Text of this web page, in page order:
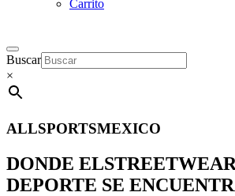
Carrito
Buscar
×
ALLSPORTSMEXICO
DONDE ELSTREETWEAR
DEPORTE SE